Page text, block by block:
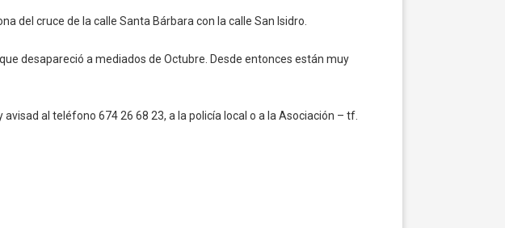
del cruce de la calle Santa Bárbara con la calle San Isidro.
desapareció a mediados de Octubre. Desde entonces están muy
avisad al teléfono 674 26 68 23, a la policía local o a la Asociación – tf.